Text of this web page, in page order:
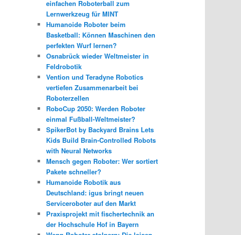
einfachen Roboterball zum
Lernwerkzeug für MINT
Humanoide Roboter beim
Basketball: Können Maschinen den
perfekten Wurf lernen?
Osnabrück wieder Weltmeister in
Feldrobotik
Vention und Teradyne Robotics
vertiefen Zusammenarbeit bei
Roboterzellen
RoboCup 2050: Werden Roboter
einmal Fußball-Weltmeister?
SpikerBot by Backyard Brains Lets
Kids Build Brain-Controlled Robots
with Neural Networks
Mensch gegen Roboter: Wer sortiert
Pakete schneller?
Humanoide Robotik aus
Deutschland: igus bringt neuen
Serviceroboter auf den Markt
Praxisprojekt mit fischertechnik an
der Hochschule Hof in Bayern